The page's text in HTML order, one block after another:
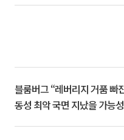
블룸버그 “레버리지 거품 빠
동성 최악 국면 지났을 가능